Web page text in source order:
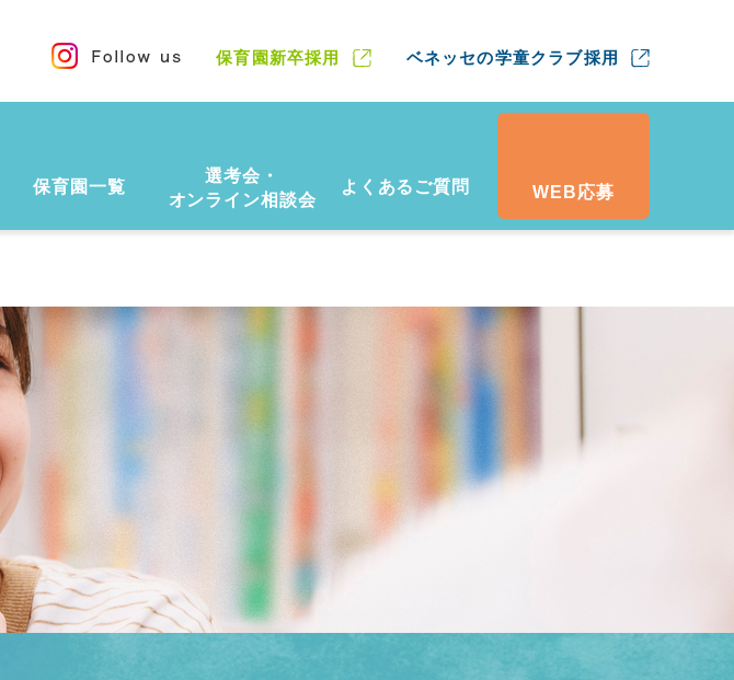
保育園新卒採用 ベネッセの学童クラブ採用
保育園一覧
選考会・
オンライン相談会
よくあるご質問 WEB応募